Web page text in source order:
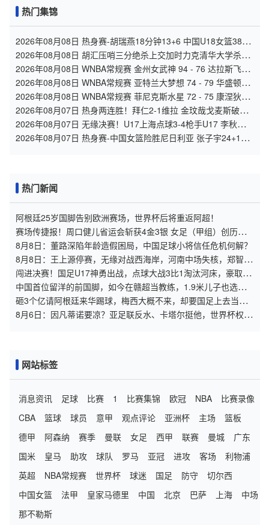
热门集锦
2026年08月08日 热身赛-胡瑞燕18分钟13+6 中国U18女篮38分
大胜蒙古女篮
2026年08月08日 胡汇压哨三分绝杀上交加时力克清华大学杀入
决赛 陈天灿三双
2026年08月08日 WNBA常规赛 金州女武神 94 - 76 达拉斯飞翼
全场集锦
2026年08月08日 WNBA常规赛 亚特兰大梦想 74 - 79 华盛顿神
秘人 全场集锦
2026年08月08日 WNBA常规赛 菲尼克斯水星 72 - 75 康涅狄格
太阳 全场集锦
2026年08月07日 热身两连胜！拜仁2-1维拉 金玟哉戈麦斯破门
迪亚斯替补建功
2026年08月07日 无缘决赛！U17上海点球3-4枪手U17 李秋甫、
李文博失点王启戎扑点
2026年08月07日 热身赛-中国女篮险胜尼日利亚 张子宇24+11
热门新闻
阿根廷25岁国脚告别欧洲赛场，世界杯后将重返阿超！
赛场传捷报！周口健儿省运会斩获4金3银 女足（甲组）创历史
摘银
8月8日：董路深陷年龄造假困局，中国足球小将信任危机何解？
8月8日：王上源停赛，无缘对战西海岸，河南中场失核，郑智率
队剑指亚冠！
闯进决赛！国足U17神勇出战，点球大战3比1淘汰河床，豪取四
战不败！
中国首位留洋的前国脚，如今在赣超当教练，1.9米儿子也选足
球路
砸3个亿请阿根廷来华踢球，梅西大概不来，却要国足上去当陪
练？
8月6日：因凡蒂诺要凉？亚足联反水、卡塔尔挺他，世界杯权力
网站标签
消息资讯 足球 比赛 1 比赛集锦 欧冠 NBA
比赛录像
CBA
篮球 球员 意甲 观点评论 亚洲杯 主场
篮板
德甲
阿森纳 赛季 曼联 女足 西甲 联赛 曼城
广东
国米
皇马 助攻 球队 罗马 亚冠 进攻 客场
利物浦
英超
NBA常规赛 世界杯 球迷 国足 防守
切尔西
中国女篮
法甲 皇家马德里 中国 北京 巴萨 上海
中场
那不勒斯